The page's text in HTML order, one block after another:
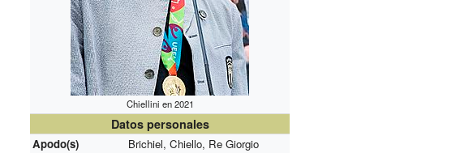
Chiellini en 2021
Datos personales
Apodo(s)
Brichiel, Chiello, Re Giorgio